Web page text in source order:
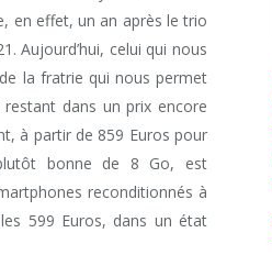
en effet, un an après le trio
Aujourd’hui, celui qui nous
la fratrie qui nous permet
dans un prix encore
à partir de 859 Euros pour
bonne de 8 Go, est
reconditionnés à
599 Euros, dans un état